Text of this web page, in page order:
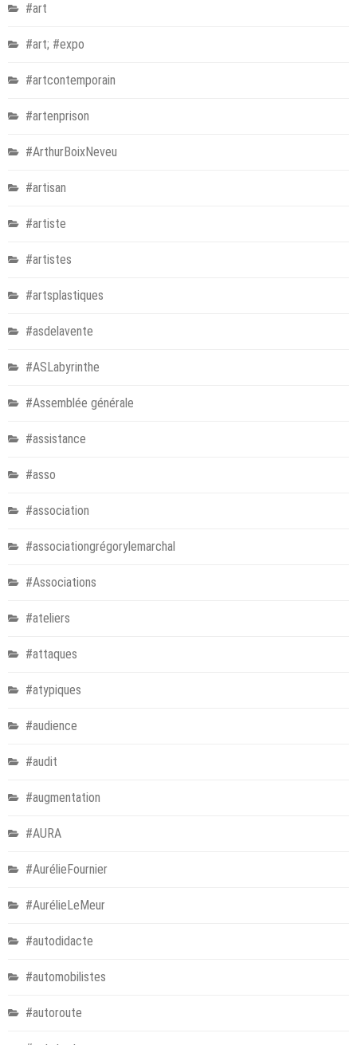
#art
#art; #expo
#artcontemporain
#artenprison
#ArthurBoixNeveu
#artisan
#artiste
#artistes
#artsplastiques
#asdelavente
#ASLabyrinthe
#Assemblée générale
#assistance
#asso
#association
#associationgrégorylemarchal
#Associations
#ateliers
#attaques
#atypiques
#audience
#audit
#augmentation
#AURA
#AurélieFournier
#AurélieLeMeur
#autodidacte
#automobilistes
#autoroute